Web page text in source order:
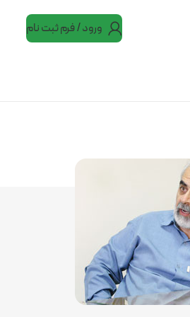
ورود / فرم ثبت نام